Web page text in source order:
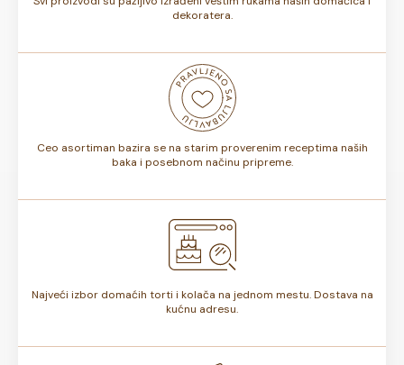
dekoratera.
Ceo asortiman bazira se na starim proverenim receptima naših
baka i posebnom načinu pripreme.
Najveći izbor domaćih torti i kolača na jednom mestu. Dostava na
kućnu adresu.